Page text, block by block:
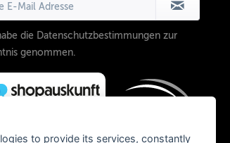
die Datenschutzbestimmungen zur
genommen.
to provide its services, constantly